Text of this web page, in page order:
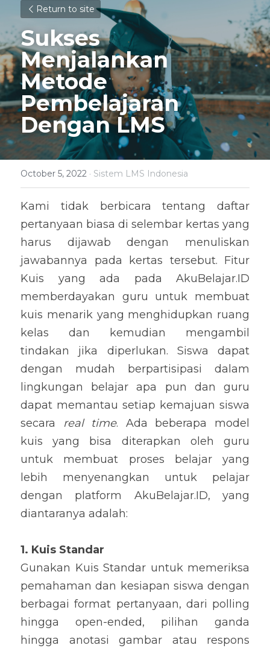
Return to site
Sukses
Menjalankan
Metode
Pembelajaran
Dengan LMS
October 5, 2022 · Sistem LMS Indonesia
Kami tidak berbicara tentang daftar
pertanyaan biasa di selembar kertas yang
harus dijawab dengan menuliskan
jawabannya pada kertas tersebut. Fitur
Kuis yang ada pada AkuBelajar.ID
memberdayakan guru untuk membuat
kuis menarik yang menghidupkan ruang
kelas dan kemudian mengambil
tindakan jika diperlukan. Siswa dapat
dengan mudah berpartisipasi dalam
lingkungan belajar apa pun dan guru
dapat memantau setiap kemajuan siswa
secara
real time. Ada beberapa model
kuis yang bisa diterapkan oleh guru
untuk membuat proses belajar yang
lebih menyenangkan untuk pelajar
dengan platform AkuBelajar.ID, yang
diantaranya adalah:
1. Kuis Standar
Gunakan Kuis Standar untuk memeriksa
pemahaman dan kesiapan siswa dengan
berbagai format pertanyaan, dari polling
hingga open-ended, pilihan ganda
hingga anotasi gambar atau respons